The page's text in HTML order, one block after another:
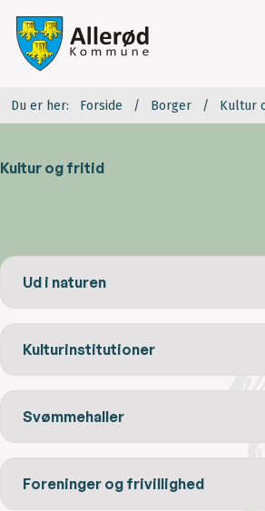
Du er her: Forside Borger Kultur
Kultur og fritid
Ud i naturen
Kulturinstitutioner
Svømmehaller
Foreninger og frivillighed